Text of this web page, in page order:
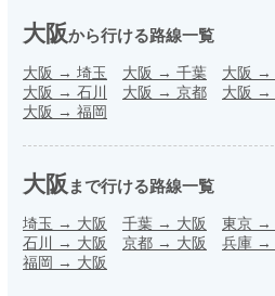
大阪から行ける路線一覧
大阪 → 埼玉 大阪 → 千葉 大阪 →
大阪 → 石川 大阪 → 京都 大阪 →
大阪 → 福岡
大阪 まで行ける路線一覧
埼玉 → 大阪 千葉 → 大阪 東京 →
石川 → 大阪 京都 → 大阪 兵庫 →
福岡 → 大阪